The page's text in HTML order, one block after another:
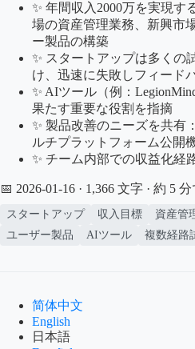
✨ 年間収入2000万を実現す
場の資産管理業務、新興市
ー製品の構築
✨ スタートアップは多くの
け、迅速に失敗しフィード
✨ AIツール（例：
果たす重要な役割を指摘
✨ 製品改善のニーズを共有
ルチプラットフォーム公開
✨ チーム内部での収益化経
📅 2026-01-16 · 1,366 文字 · 約 5
スタートアップ 収入目標 資産管
ユーザー製品
AIツール 複数経路
简体中文
English
日本語